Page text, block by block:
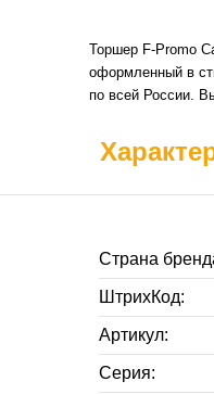
Торшер F-Promo
оформленный в
по всей России.
Страна
ШтрихКод:
Артикул:
Серия: